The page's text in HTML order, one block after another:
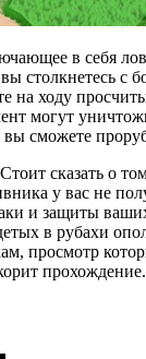
в себя
столкнетесь
на ходу
могут
сможете
сказать о
у вас не
и защиты
в рубахи
просмотр
прохождение.